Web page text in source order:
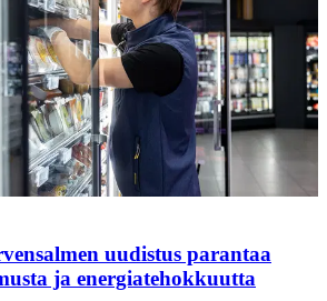
uudistus parantaa
ja energiatehokkuutta